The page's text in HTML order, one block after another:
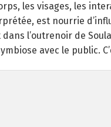
les visages, les
est nourrie
l’outrenoir de
avec le public.